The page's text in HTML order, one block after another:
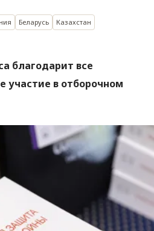
Беларусь Казахстан
благодарит все
в отборочном